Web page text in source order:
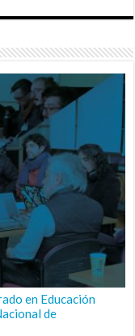
en Educación
de